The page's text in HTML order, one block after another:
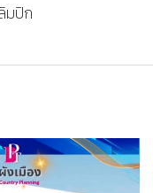
มปิก